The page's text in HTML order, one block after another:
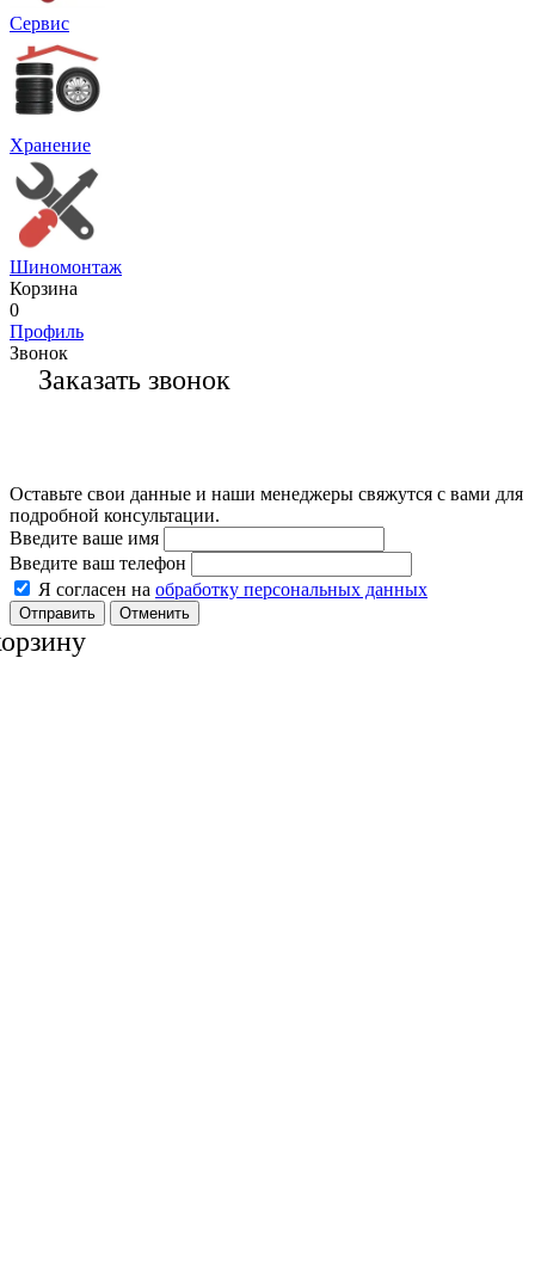
Сервис
Хранение
Шиномонтаж
Корзина
0
Профиль
Звонок
Заказать звонок
Оставьте свои данные и наши менеджеры свяжутся с вами для
подробной консультации.
Введите ваше имя
Введите ваш телефон
Я согласен на обработку персональных данных
Отменить